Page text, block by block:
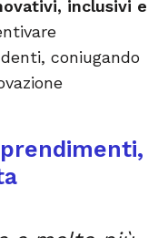
inclusivi e
coniugando